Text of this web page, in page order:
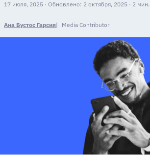
17 июля, 2025 · Обновлено: 2 октября, 2025 · 2 мин.
Ана Бустос Гарсия Media Contributor